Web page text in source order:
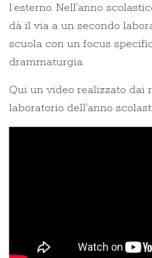
l’esterno. Nell'anno
dà il via a un secondo
scuola con un focus
drammaturgia.
Qui un video realizzato dai
laboratorio dell'anno